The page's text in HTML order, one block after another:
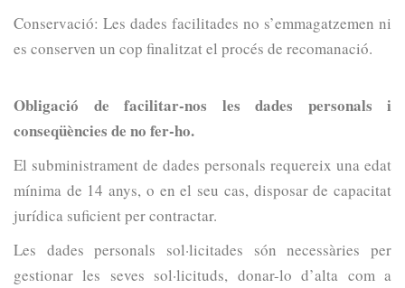
Conservació: Les dades facilitades no s’emmagatzemen ni
es conserven un cop finalitzat el procés de recomanació.
Obligació de facilitar-nos les dades personals i
conseqüències de no fer-ho.
El subministrament de dades personals requereix una edat
mínima de 14 anys, o en el seu cas, disposar de capacitat
jurídica suficient per contractar.
Les dades personals sol·licitades són necessàries per
gestionar les seves sol·licituds, donar-lo d’alta com a